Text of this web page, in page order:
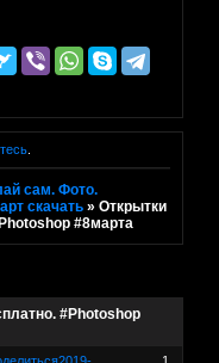
.
сам. Фото.
скачать »Открытки
#8марта
#Photoshop
1
2019-